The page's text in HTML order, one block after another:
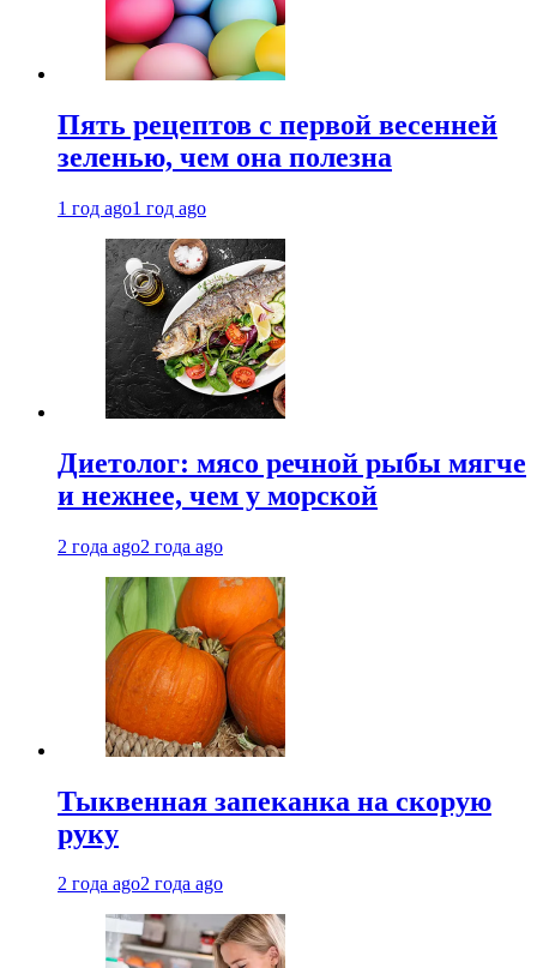
Пять рецептов с первой весенней
зеленью, чем она полезна
1 год ago1 год ago
Диетолог: мясо речной рыбы мягче
и нежнее, чем у морской
2 года ago2 года ago
Тыквенная запеканка на скорую
руку
2 года ago2 года ago